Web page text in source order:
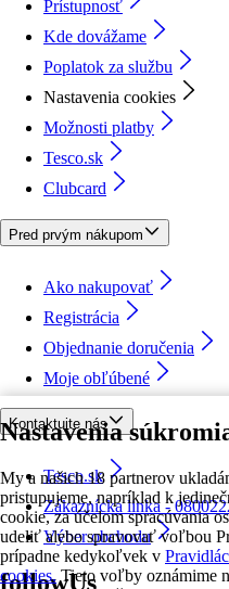
Nastavenia
My a našich 18 partnerov
pristupujeme, napríklad k
cookie, za účelom spracúvania
udeliť alebo spravovať voľbou
prípadne kedykoľvek v
cookies. Tieto voľby oznámime
Prístupnosť
Kde dovážame
Poplatok za službu
Nastavenia cookies
Možnosti platby
Tesco.sk
Clubcard
Pred prvým nákupom
Ako nakupovať
Registrácia
Objednanie doručenia
Moje obľúbené
Kontaktujte nás
Tesco.sk
Zákaznícka linka -
Výber obchodu
followUs